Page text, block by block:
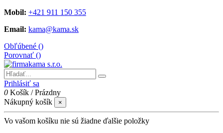
Mobil: +421 911 150 355
Email: kama@kama.sk
Obľúbené ()
Porovnať ()
Prihlásiť sa
0 Košík /Prázdny
Nákupný košík
×
Vo vašom košíku nie sú žiadne ďalšie položky